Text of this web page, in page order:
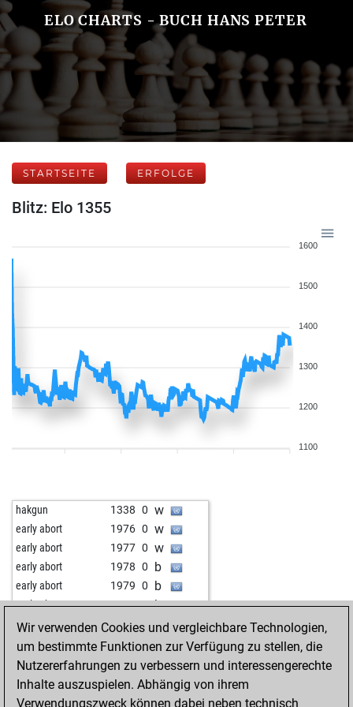
ELO CHARTS - BUCH HANS PETER
STARTSEITE ERFOLGE
Blitz: Elo 1355
1600
1500
1400
1300
1200
1100
hakgun 1338 0 w
early abort 1976 0 w
early abort 1977 0 w
early abort 1978 0 b
early abort 1979 0 b
early abort 1980 0 b
early abort 1981 0 b
early abort 1982 0 b
early abort 1983 0 b
pepe gotera-25 1596 1 b
pepe gotera-25 1589 0 w
Wir verwenden Cookies und vergleichbare Technologien,
um bestimmte Funktionen zur Verfügung zu stellen, die
Nutzererfahrungen zu verbessern und interessengerechte
Inhalte auszuspielen. Abhängig von ihrem
Verwendungszweck können dabei neben technisch